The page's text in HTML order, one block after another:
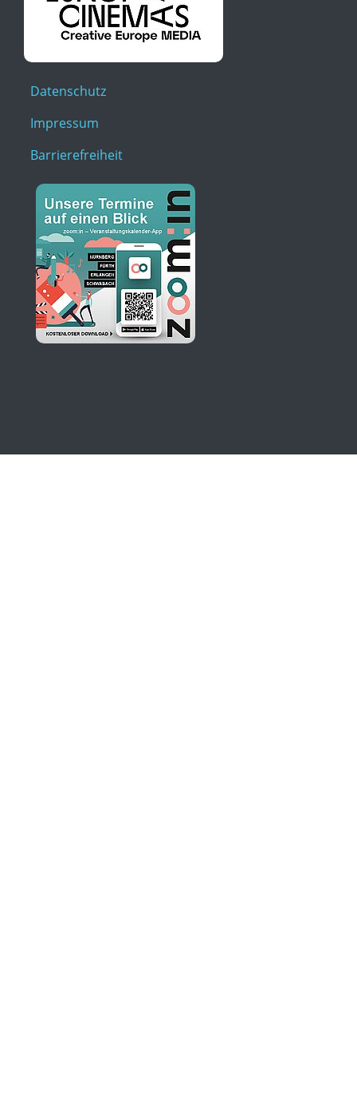
Datenschutz
Impressum
Barrierefreiheit